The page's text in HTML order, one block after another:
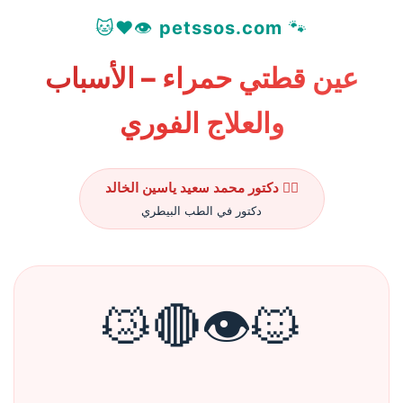
🐾
petssos.com
👁️❤️🐱
عين قطتي حمراء – الأسباب
والعلاج الفوري
👨‍⚕️ دكتور محمد سعيد ياسين الخالد
دكتور في الطب البيطري
🐱👁️🔴😿